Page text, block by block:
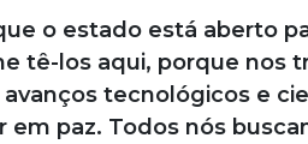
o estado está aberto
tê-los aqui, porque nos
tecnológicos e
em paz. Todos nós